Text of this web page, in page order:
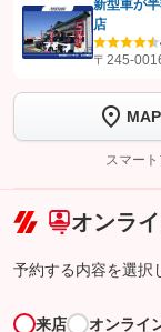
【STEP1】認証画面で
します
【STEP2】 トーク画面で
完了してく
新型車が
店
〒245-
スマー
オンラ
予約する内容を選択
来店 オンライ